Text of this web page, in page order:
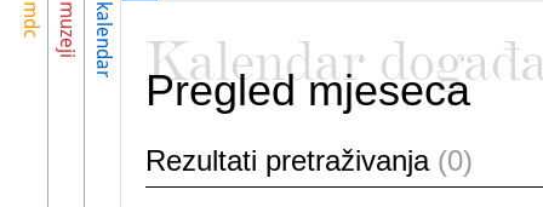
mdc muzeji kalendar Kalendar
Pregled mjeseca
Rezultati pretraživanja (0)